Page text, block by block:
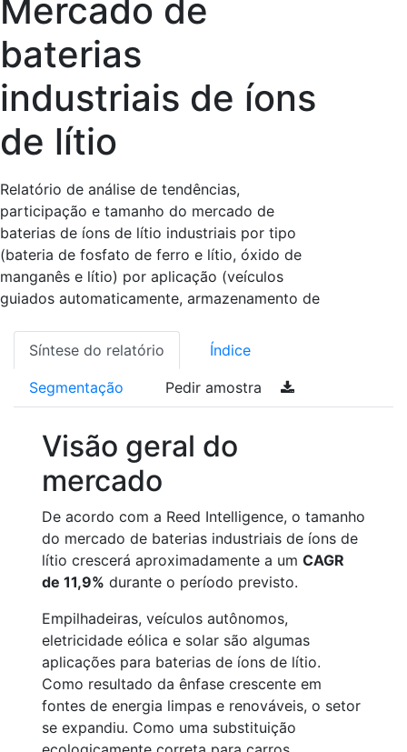
Mercado de
baterias
industriais de íons
de lítio
Relatório de análise de tendências,
participação e tamanho do mercado de
baterias de íons de lítio industriais por tipo
(bateria de fosfato de ferro e lítio, óxido de
manganês e lítio) por aplicação (veículos
guiados automaticamente, armazenamento de
Síntese do relatório Índice
Segmentação Pedir amostra
Visão geral do
mercado
De acordo com a Reed Intelligence, o tamanho
do mercado de baterias industriais de íons de
lítio crescerá aproximadamente a um CAGR
de 11,9% durante o período previsto.
Empilhadeiras, veículos autônomos,
eletricidade eólica e solar são algumas
aplicações para baterias de íons de lítio.
Como resultado da ênfase crescente em
fontes de energia limpas e renováveis, o setor
se expandiu. Como uma substituição